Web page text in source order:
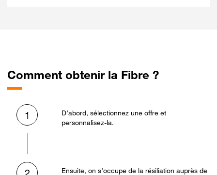
Comment obtenir la Fibre ?
1
D’abord, sélectionnez une offre et
personnalisez-la.
Ensuite, on s’occupe de la résiliation auprès de